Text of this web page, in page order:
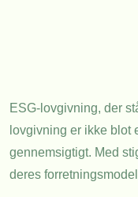
ESG-lovgivning, der
lovgivning er ikke blot
gennemsigtigt. Med
deres